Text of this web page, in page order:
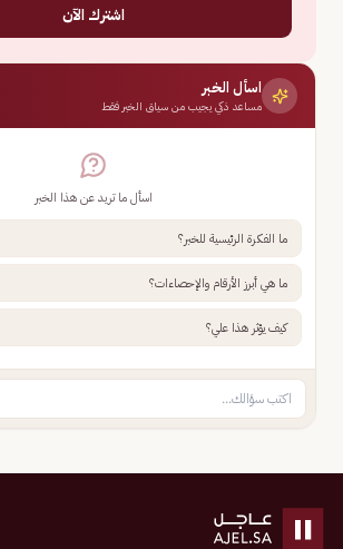
اشترك الآن
اسأل الخبر
مساعد ذكي يجيب من سياق الخبر فقط
اسأل ما تريد عن هذا الخبر
ما الفكرة الرئيسية للخبر؟
ما هي أبرز الأرقام والإحصاءات؟
كيف يؤثر هذا علي؟